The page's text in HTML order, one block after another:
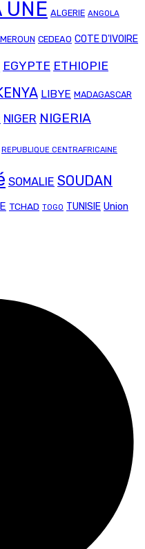
UNE ALGERIE ANGOLA
CEDEAO COTE D'IVOIRE
EGYPTE ETHIOPIE
LIBYE MADAGASCAR
NIGER NIGERIA
REPUBLIQUE CENTRAFRICAINE
SOMALIE SOUDAN
TCHAD TOGO TUNISIE Union